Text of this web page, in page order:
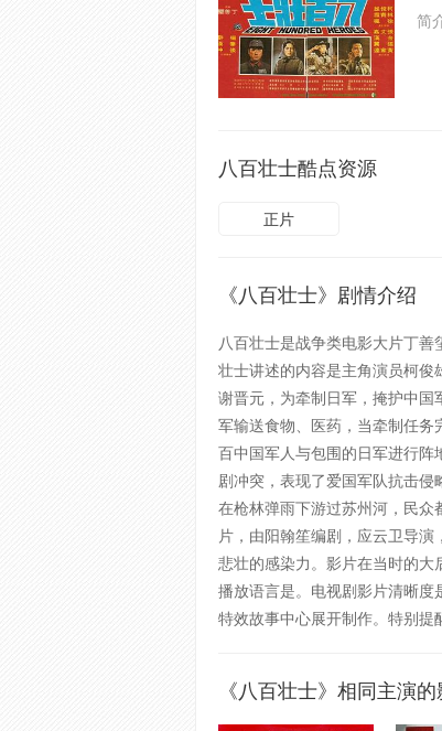
简
八百壮士酷点资源
正片
《八百壮士》剧情介绍
八百壮士是战争类电影大片丁
壮士讲述的内容是主角演员柯
谢晋元，为牵制日军，掩护中
军输送食物、医药，当牵制任
百中国军人与包围的日军进行
剧冲突，表现了爱国军队抗击
在枪林弹雨下游过苏州河，民
片，由阳翰笙编剧，应云卫导
悲壮的感染力。影片在当时的
播放语言是。电视剧影片清晰
特效故事中心展开制作。特别提
《八百壮士》相同主演